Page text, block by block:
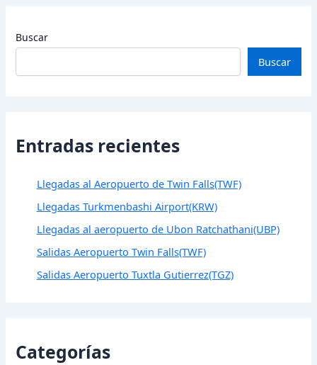
Buscar
Buscar
Entradas recientes
Llegadas al Aeropuerto de Twin Falls(TWF)
Llegadas Turkmenbashi Airport(KRW)
Llegadas al aeropuerto de Ubon Ratchathani(UBP)
Salidas Aeropuerto Twin Falls(TWF)
Salidas Aeropuerto Tuxtla Gutierrez(TGZ)
Categorías